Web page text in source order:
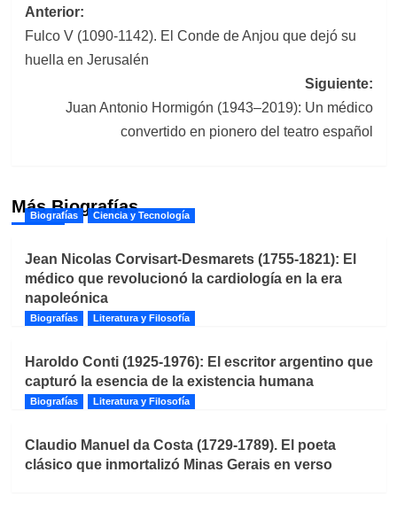
Navegación
de
Anterior:
Fulco V (1090-1142). El Conde de Anjou que dejó su
huella en Jerusalén
Siguiente:
Juan Antonio Hormigón (1943–2019): Un médico
convertido en pionero del teatro español
Más Biografías
Biografías Ciencia y Tecnología
Jean Nicolas Corvisart-Desmarets (1755-1821): El
médico que revolucionó la cardiología en la era
napoleónica
Biografías Literatura y Filosofía
Haroldo Conti (1925-1976): El escritor argentino que
capturó la esencia de la existencia humana
Biografías Literatura y Filosofía
Claudio Manuel da Costa (1729-1789). El poeta
clásico que inmortalizó Minas Gerais en verso